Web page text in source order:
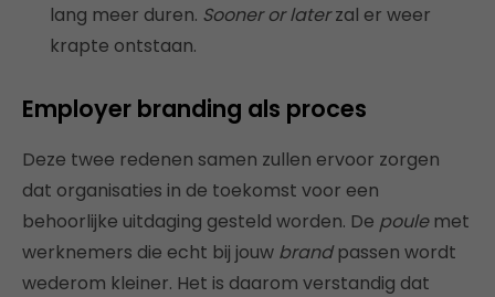
lang meer duren. Sooner or laterzal er weer
krapte ontstaan.
Employer branding als proces
Deze twee redenen samen zullen ervoor zorgen
dat organisaties in de toekomst voor een
behoorlijke uitdaging gesteld worden. De poulemet
werknemers die echt bij jouw brandpassen wordt
wederom kleiner. Het is daarom verstandig dat